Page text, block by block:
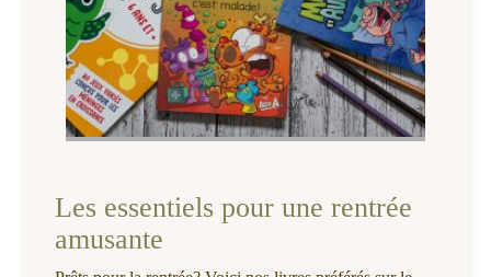
Les essentiels pour une rentrée
amusante